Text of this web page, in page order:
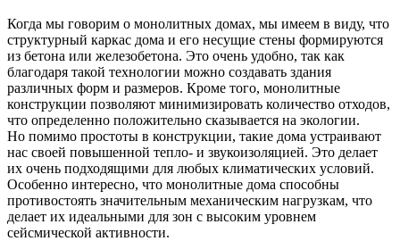
Когда мы говорим о монолитных домах, мы имеем в виду, что
структурный каркас дома и его несущие стены формируются
из бетона или железобетона. Это очень удобно, так как
благодаря такой технологии можно создавать здания
различных форм и размеров. Кроме того, монолитные
конструкции позволяют минимизировать количество отходов,
что определенно положительно сказывается на экологии.
Но помимо простоты в конструкции, такие дома устраивают
нас своей повышенной тепло- и звукоизоляцией. Это делает
их очень подходящими для любых климатических условий.
Особенно интересно, что монолитные дома способны
противостоять значительным механическим нагрузкам, что
делает их идеальными для зон с высоким уровнем
сейсмической активности.